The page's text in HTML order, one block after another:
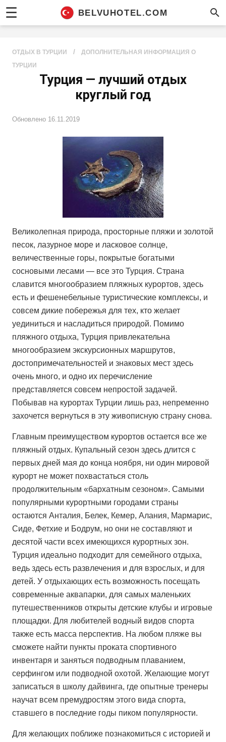
☰ BELVUHOTEL.COM
ОТДЫХ В ТУРЦИИ /
ДОПОЛНИТЕЛЬНАЯ ИНФОРМАЦИЯ О
ТУРЦИИ
Турция — лучший отдых
круглый год
Обновлено 16.11.2019
Великолепная природа, просторные пляжи и золотой
песок, лазурное море и ласковое солнце,
величественные горы, покрытые богатыми
сосновыми лесами — все это Турция. Страна
славится многообразием пляжных курортов, здесь
есть и фешенебельные туристические комплексы, и
совсем дикие побережья для тех, кто желает
уединиться и насладиться природой. Помимо
пляжного отдыха, Турция привлекательна
многообразием экскурсионных маршрутов,
достопримечательностей и знаковых мест здесь
очень много, и одно их перечисление
представляется совсем непростой задачей.
Побывав на курортах Турции лишь раз, непременно
захочется вернуться в эту живописную страну снова.
Главным преимуществом курортов остается все же
пляжный отдых. Купальный сезон здесь длится с
первых дней мая до конца ноября, ни один мировой
курорт не может похвастаться столь
продолжительным «бархатным сезоном». Самыми
популярными курортными городами страны
остаются Анталия, Белек, Кемер, Алания, Мармарис,
Сиде, Фетхие и Бодрум, но они не составляют и
десятой части всех имеющихся курортных зон.
Турция идеально подходит для семейного отдыха,
ведь здесь есть развлечения и для взрослых, и для
детей. У отдыхающих есть возможность посещать
современные аквапарки, для самых маленьких
путешественников открыты детские клубы и игровые
площадки. Для любителей водный видов спорта
также есть масса перспектив. На любом пляже вы
сможете найти пункты проката спортивного
инвентаря и заняться подводным плаванием,
серфингом или подводной охотой. Желающие могут
записаться в школу дайвинга, где опытные тренеры
научат всем премудростям этого вида спорта,
ставшего в последние годы пиком популярности.
Для желающих поближе познакомиться с историей и